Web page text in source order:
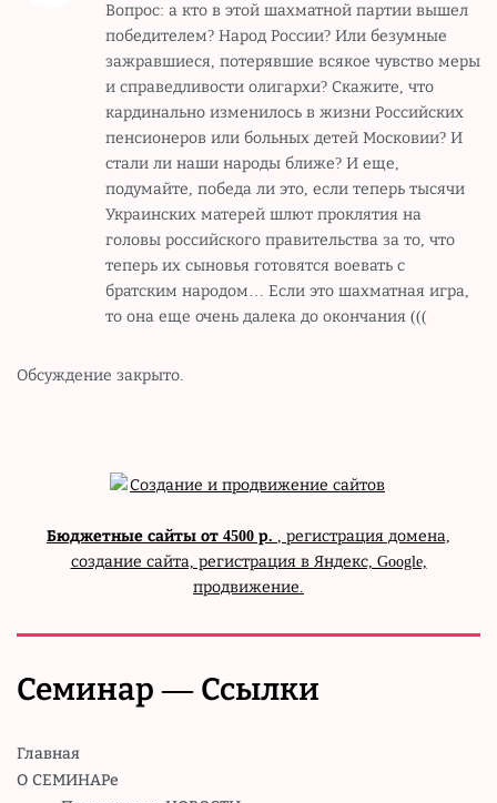
Вопрос: а кто в этой шахматной партии вышел
победителем? Народ России? Или безумные
зажравшиеся, потерявшие всякое чувство меры
и справедливости олигархи? Скажите, что
кардинально изменилось в жизни Российских
пенсионеров или больных детей Московии? И
стали ли наши народы ближе? И еще,
подумайте, победа ли это, если теперь тысячи
Украинских матерей шлют проклятия на
головы российского правительства за то, что
теперь их сыновья готовятся воевать с
братским народом… Если это шахматная игра,
то она еще очень далека до окончания (((
Обсуждение закрыто.
Бюджетные сайты от 4500 р.
, регистрация домена,
создание сайта, регистрация в Яндекс, Google,
продвижение.
Семинар — Ссылки
Главная
О СЕМИНАРе